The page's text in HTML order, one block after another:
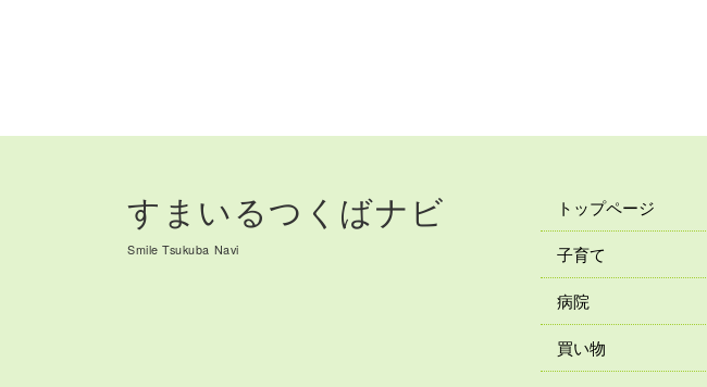
すまいるつくばナビ
Smile Tsukuba Navi
トップページ
子育て
病院
買い物